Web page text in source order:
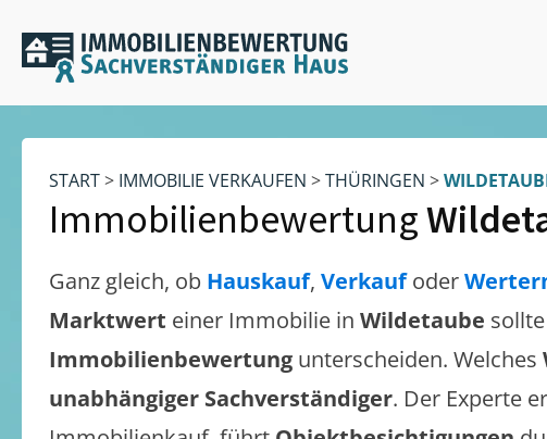
START> IMMOBILIE VERKAUFEN >THÜRINGEN >
Immobilienbewertung
Ganz gleich, ob Hauskauf, Verkaufoder
Marktwert einer Immobilie in Wildetaube
Immobilienbewertung unterscheiden. Welches
unabhängiger Sachverständiger. Der Experte